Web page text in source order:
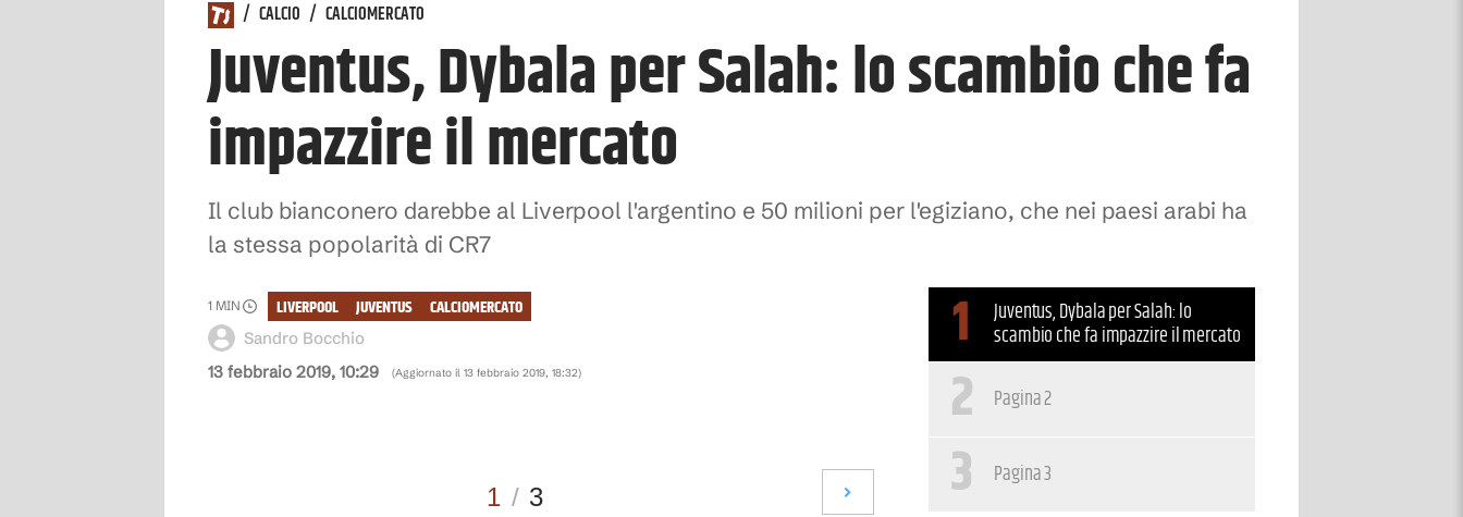
/ CALCIO / CALCIOMERCATO
Juventus, Dybala per Salah: lo scambio che fa
impazzire il mercato
Il club bianconero darebbe al Liverpool l'argentino e 50 milioni per l'egiziano, che nei paesi arabi ha
la stessa popolarità di CR7
13 febbraio 2019, 10:29 (Aggiornato il 13 febbraio 2019, 18:32)
Sandro Bocchio
1 MIN CALCIOMERCATO
JUVENTUS
LIVERPOOL
1 / 3
1 Juventus, Dybala per Salah: lo
scambio che fa impazzire il mercato
2 Pagina 2
3 Pagina 3